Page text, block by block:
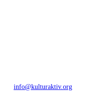
info@kulturaktiv.org